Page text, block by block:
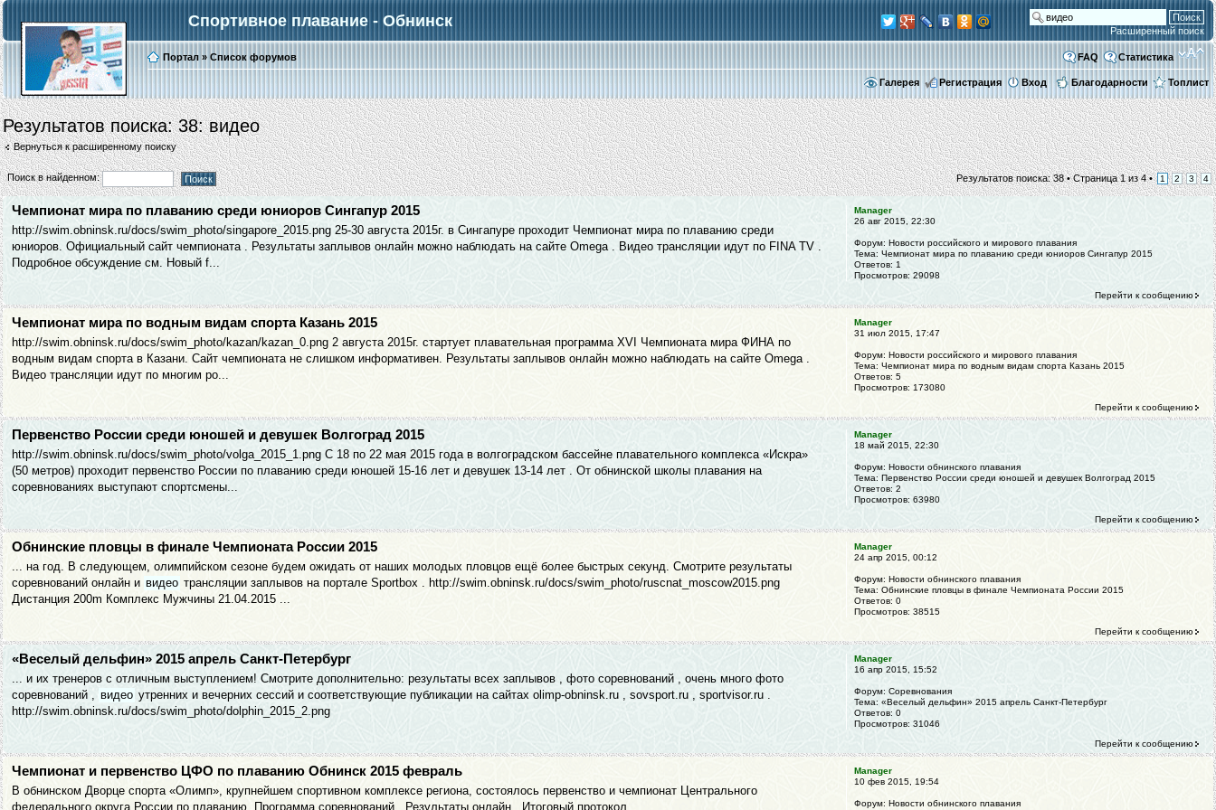
Спортивное плавание - Обнинск
Расширенный поиск
Портал » Список форумов Статистика
FAQ
Топлист
Благодарности
Галерея Регистрация Вход
Результатов поиска: 38:видео
Вернуться к расширенному поиску
Поиск в найденном: Результатов поиска: 38 •Страница1из4• 1 2 3 4
Чемпионат мира по плаванию среди юниоров Сингапур 2015
http://swim.obninsk.ru/docs/swim_photo/singapore_2015.png 25-30 августа 2015г. в Сингапуре проходит Чемпионат мира по плаванию среди
юниоров. Официальный сайт чемпионата . Результаты заплывов онлайн можно наблюдать на сайте Omega . Видео трансляции идут по FINA TV .
Подробное обсуждение см. Новый f...
Manager
26 авг 2015, 22:30
Форум: Новости российского и мирового плавания
Тема: Чемпионат мира по плаванию среди юниоров Сингапур 2015
Ответов: 1
Просмотров: 29098
Перейти к сообщению
Чемпионат мира по водным видам спорта Казань 2015
http://swim.obninsk.ru/docs/swim_photo/kazan/kazan_0.png 2 августа 2015г. стартует плавательная программа XVI Чемпионата мира ФИНА по
водным видам спорта в Казани. Сайт чемпионата не слишком информативен. Результаты заплывов онлайн можно наблюдать на сайте Omega .
Видео трансляции идут по многим ро...
Manager
31 июл 2015, 17:47
Форум: Новости российского и мирового плавания
Тема: Чемпионат мира по водным видам спорта Казань 2015
Ответов: 5
Просмотров: 173080
Перейти к сообщению
Первенство России среди юношей и девушек Волгоград 2015
http://swim.obninsk.ru/docs/swim_photo/volga_2015_1.png С 18 по 22 мая 2015 года в волгоградском бассейне плавательного комплекса «Искра»
(50 метров) проходит первенство России по плаванию среди юношей 15-16 лет и девушек 13-14 лет . От обнинской школы плавания на
соревнованиях выступают спортсмены...
Manager
18 май 2015, 22:30
Форум: Новости обнинского плавания
Тема: Первенство России среди юношей и девушек Волгоград 2015
Ответов: 2
Просмотров: 63980
Перейти к сообщению
Обнинские пловцы в финале Чемпионата России 2015
... на год. В следующем, олимпийском сезоне будем ожидать от наших молодых пловцов ещё более быстрых секунд. Смотрите результаты
соревнований онлайн и видео трансляции заплывов на портале Sportbox . http://swim.obninsk.ru/docs/swim_photo/ruscnat_moscow2015.png
Дистанция 200m Комплекс Мужчины 21.04.2015 ...
Manager
24 апр 2015, 00:12
Форум: Новости обнинского плавания
Тема: Обнинские пловцы в финале Чемпионата России 2015
Ответов: 0
Просмотров: 38515
Перейти к сообщению
«Веселый дельфин» 2015 апрель Санкт-Петербург
... и их тренеров с отличным выступлением! Смотрите дополнительно: результаты всех заплывов , фото соревнований , очень много фото
соревнований ,видео утренних и вечерних сессий и соответствующие публикации на сайтах olimp-obninsk.ru , sovsport.ru , sportvisor.ru .
http://swim.obninsk.ru/docs/swim_photo/dolphin_2015_2.png
Manager
16 апр 2015, 15:52
Форум: Соревнования
Тема: «Веселый дельфин» 2015 апрель Санкт-Петербург
Ответов: 0
Просмотров: 31046
Перейти к сообщению
Чемпионат и первенство ЦФО по плаванию Обнинск 2015 февраль
В обнинском Дворце спорта «Олимп», крупнейшем спортивном комплексе региона, состоялось первенство и чемпионат Центрального
федерального округа России по плаванию. Программа соревнований . Результаты онлайн . Итоговый протокол
Manager
10 фев 2015, 19:54
Форум: Новости обнинского плавания